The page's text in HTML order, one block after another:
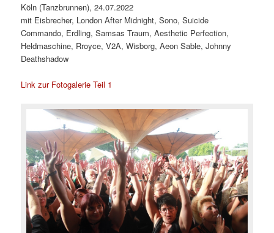
Köln (Tanzbrunnen), 24.07.2022
mit Eisbrecher, London After Midnight, Sono, Suicide
Commando, Erdling, Samsas Traum, Aesthetic Perfection,
Heldmaschine, Rroyce, V2A, Wisborg, Aeon Sable, Johnny
Deathshadow
Link zur Fotogalerie Teil 1